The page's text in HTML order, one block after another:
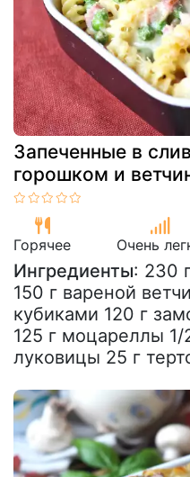
Запеченные в
горошком и
Горячее Очень
Ингредиенты: 230
150 г вареной
кубиками 120 г
125 г моцареллы
луковицы 25 г